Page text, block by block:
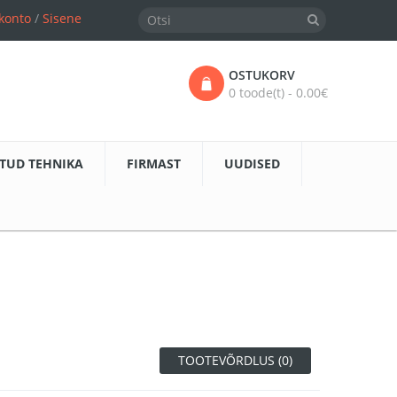
/ Sisene
OSTUKORV
0 toode(t) - 0.00€
TEHNIKA FIRMAST UUDISED
TOOTEVÕRDLUS (0)